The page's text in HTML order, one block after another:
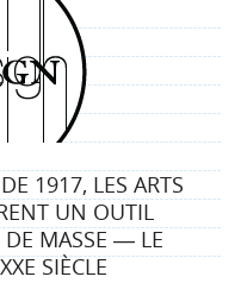
4
d
e
s
i
1917, LES ARTS
UN OUTIL
MASSE ― LE
SIÈCLE